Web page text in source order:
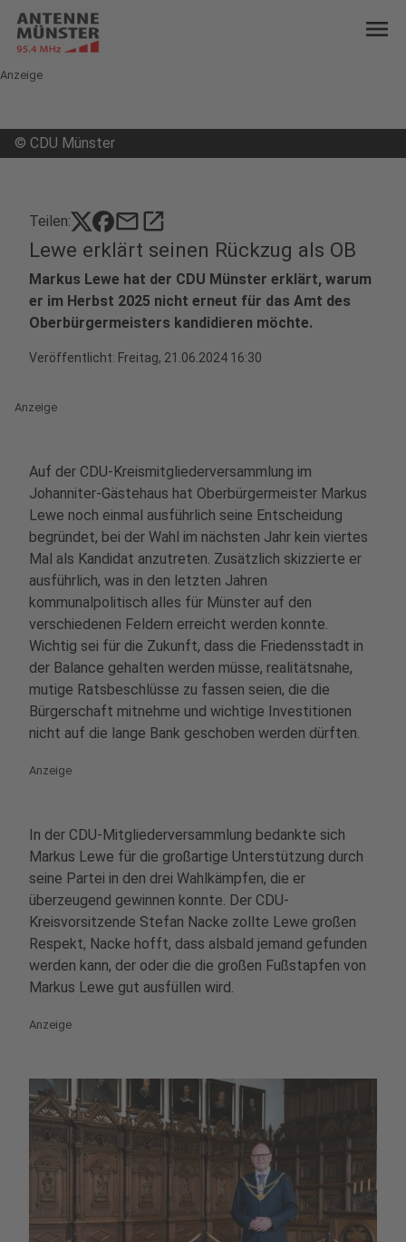
menu
Anzeige
© CDU Münster
Teilen: mailopen_in_new
Lewe erklärt seinen Rückzug als OB
Markus Lewe hat der CDU Münster erklärt, warum
er im Herbst 2025 nicht erneut für das Amt des
Oberbürgermeisters kandidieren möchte.
Veröffentlicht: Freitag, 21.06.2024 16:30
Anzeige
Auf der CDU-Kreismitgliederversammlung im
Johanniter-Gästehaus hat Oberbürgermeister Markus
Lewe noch einmal ausführlich seine Entscheidung
begründet, bei der Wahl im nächsten Jahr kein viertes
Mal als Kandidat anzutreten. Zusätzlich skizzierte er
ausführlich, was in den letzten Jahren
kommunalpolitisch alles für Münster auf den
verschiedenen Feldern erreicht werden konnte.
Wichtig sei für die Zukunft, dass die Friedensstadt in
der Balance gehalten werden müsse, realitätsnahe,
mutige Ratsbeschlüsse zu fassen seien, die die
Bürgerschaft mitnehme und wichtige Investitionen
nicht auf die lange Bank geschoben werden dürften.
Anzeige
In der CDU-Mitgliederversammlung bedankte sich
Markus Lewe für die großartige Unterstützung durch
seine Partei in den drei Wahlkämpfen, die er
überzeugend gewinnen konnte. Der CDU-
Kreisvorsitzende Stefan Nacke zollte Lewe großen
Respekt, Nacke hofft, dass alsbald jemand gefunden
werden kann, der oder die die großen Fußstapfen von
Markus Lewe gut ausfüllen wird.
Anzeige